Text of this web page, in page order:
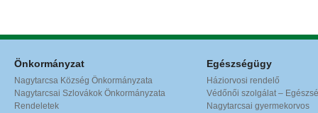
Önkormányzat
Nagytarcsa Község Önkormányzata
Nagytarcsai Szlovákok Önkormányzata
Rendeletek
Egészségügy
Háziorvosi rendelő
Védőnői szolgálat –
Nagytarcsai gyermekorvos